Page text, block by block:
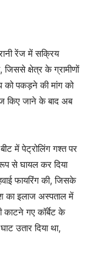
रेंज में सक्रिय
क्षेत्र के ग्रामीणों
को पकड़ने की मांग को
किए जाने के बाद अब
में पेट्रोलिंग गश्त पर
से घायल कर दिया
फायरिंग की, जिसके
का इलाज अस्पताल में
गए कॉर्बेट के
उतार दिया था,